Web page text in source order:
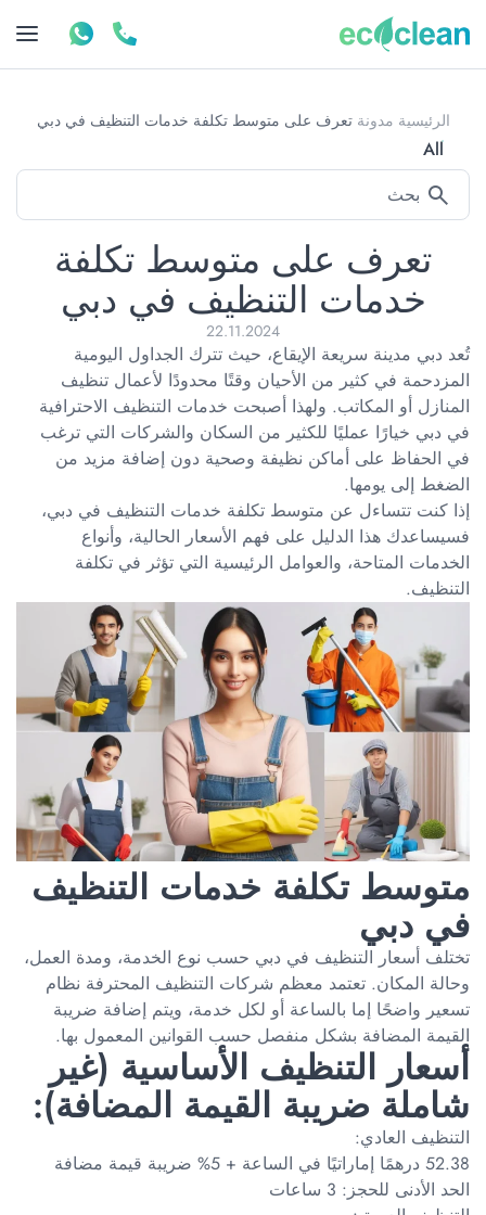
الرئيسية مدونة تعرف على متوسط تكلفة خدمات التنظيف في دبي
All
تعرف على متوسط تكلفة
خدمات التنظيف في دبي
22.11.2024
تُعد دبي مدينة سريعة الإيقاع، حيث تترك الجداول اليومية
المزدحمة في كثير من الأحيان وقتًا محدودًا لأعمال تنظيف
المنازل أو المكاتب. ولهذا أصبحت خدمات التنظيف الاحترافية
في دبي خيارًا عمليًا للكثير من السكان والشركات التي ترغب
في الحفاظ على أماكن نظيفة وصحية دون إضافة مزيد من
الضغط إلى يومها.
إذا كنت تتساءل عن متوسط تكلفة خدمات التنظيف في دبي،
فسيساعدك هذا الدليل على فهم الأسعار الحالية، وأنواع
الخدمات المتاحة، والعوامل الرئيسية التي تؤثر في تكلفة
التنظيف.
متوسط تكلفة خدمات التنظيف
في دبي
تختلف أسعار التنظيف في دبي حسب نوع الخدمة، ومدة العمل،
وحالة المكان. تعتمد معظم شركات التنظيف المحترفة نظام
تسعير واضحًا إما بالساعة أو لكل خدمة، ويتم إضافة ضريبة
القيمة المضافة بشكل منفصل حسب القوانين المعمول بها.
أسعار التنظيف الأساسية (غير
شاملة ضريبة القيمة المضافة):
التنظيف العادي:
52.38 درهمًا إماراتيًا في الساعة + 5% ضريبة قيمة مضافة
الحد الأدنى للحجز: 3 ساعات